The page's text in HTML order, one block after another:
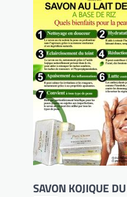
SAVON KOJIQUE